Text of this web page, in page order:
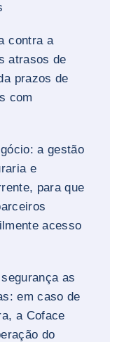
contra a
atrasos de
prazos de
com
a gestão
e
para que
acesso
as
em caso de
a Coface
do